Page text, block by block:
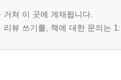
쳐 이 곳에 게재됩니다.
리뷰 쓰기를, 책에 대한 문의는